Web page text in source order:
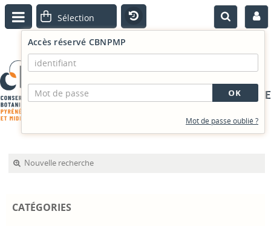
PORTAIL DOCUMENTAIRE
Accès réservé CBNPMP
Mot de passe oublié ?
Nouvelle recherche
CATÉGORIES